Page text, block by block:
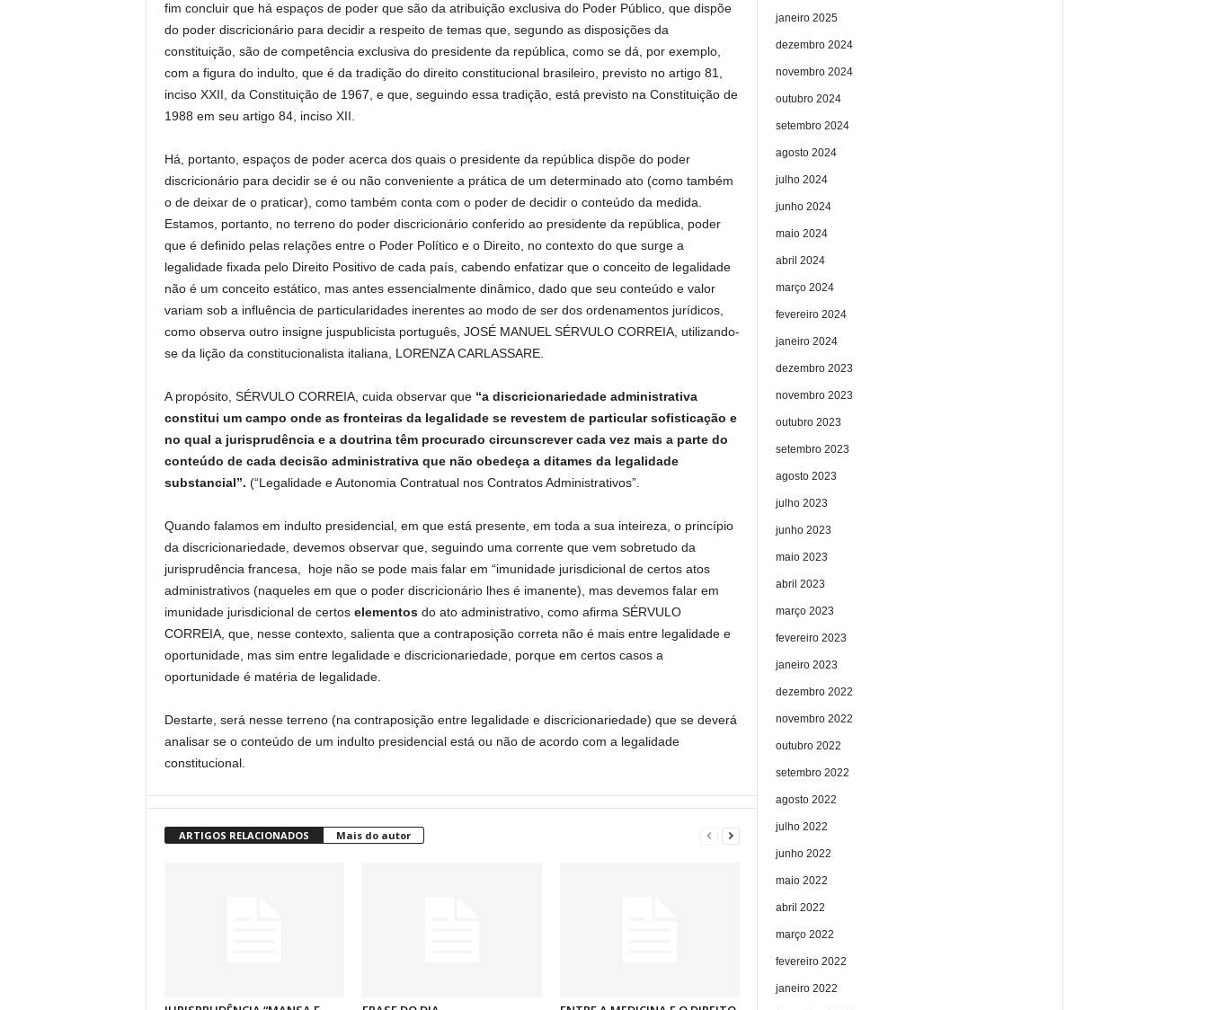
fim concluir que há espaços de poder que são da atribuição exclusiva do Poder Público, que dispõe
do poder discricionário para decidir a respeito de temas que, segundo as disposições da
constituição, são de competência exclusiva do presidente da república, como se dá, por exemplo,
com a figura do indulto, que é da tradição do direito constitucional brasileiro, previsto no artigo 81,
inciso XXII, da Constituição de 1967, e que, seguindo essa tradição, está previsto na Constituição de
1988 em seu artigo 84, inciso XII.
Há, portanto, espaços de poder acerca dos quais o presidente da república dispõe do poder
discricionário para decidir se é ou não conveniente a prática de um determinado ato (como também
o de deixar de o praticar), como também conta com o poder de decidir o conteúdo da medida.
Estamos, portanto, no terreno do poder discricionário conferido ao presidente da república, poder
que é definido pelas relações entre o Poder Político e o Direito, no contexto do que surge a
legalidade fixada pelo Direito Positivo de cada país, cabendo enfatizar que o conceito de legalidade
não é um conceito estático, mas antes essencialmente dinâmico, dado que seu conteúdo e valor
variam sob a influência de particularidades inerentes ao modo de ser dos ordenamentos jurídicos,
como observa outro insigne juspublicista português, JOSÉ MANUEL SÉRVULO CORREIA, utilizando-
se da lição da constitucionalista italiana, LORENZA CARLASSARE.
A propósito, SÉRVULO CORREIA, cuida observar que “a discricionariedade administrativa
constitui um campo onde as fronteiras da legalidade se revestem de particular sofisticação e
no qual a jurisprudência e a doutrina têm procurado circunscrever cada vez mais a parte do
conteúdo de cada decisão administrativa que não obedeça a ditames da legalidade
substancial”. (“Legalidade e Autonomia Contratual nos Contratos Administrativos”.
Quando falamos em indulto presidencial, em que está presente, em toda a sua inteireza, o princípio
da discricionariedade, devemos observar que, seguindo uma corrente que vem sobretudo da
jurisprudência francesa, hoje não se pode mais falar em “imunidade jurisdicional de certos atos
administrativos (naqueles em que o poder discricionário lhes é imanente), mas devemos falar em
imunidade jurisdicional de certos elementosdo ato administrativo, como afirma SÉRVULO
CORREIA, que, nesse contexto, salienta que a contraposição correta não é mais entre legalidade e
oportunidade, mas sim entre legalidade e discricionariedade, porque em certos casos a
oportunidade é matéria de legalidade.
Destarte, será nesse terreno (na contraposição entre legalidade e discricionariedade) que se deverá
analisar se o conteúdo de um indulto presidencial está ou não de acordo com a legalidade
constitucional.
ARTIGOS RELACIONADOS Mais do autor
janeiro 2025
dezembro 2024
novembro 2024
outubro 2024
setembro 2024
agosto 2024
julho 2024
junho 2024
maio 2024
abril 2024
março 2024
fevereiro 2024
janeiro 2024
dezembro 2023
novembro 2023
outubro 2023
setembro 2023
agosto 2023
julho 2023
junho 2023
maio 2023
abril 2023
março 2023
fevereiro 2023
janeiro 2023
dezembro 2022
novembro 2022
outubro 2022
setembro 2022
agosto 2022
julho 2022
junho 2022
maio 2022
abril 2022
março 2022
fevereiro 2022
janeiro 2022